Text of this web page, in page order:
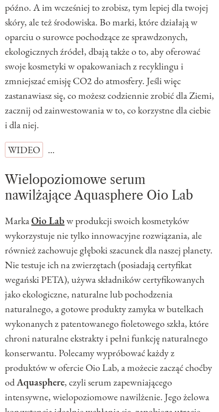
późno. A im wcześniej to zrobisz, tym lepiej dla twojej
skóry, ale też środowiska. Bo marki, które działają w
oparciu o surowce pochodzące ze sprawdzonych,
ekologicznych źródeł, dbają także o to, aby oferować
swoje kosmetyki w opakowaniach z recyklingu i
zmniejszać emisję CO2 do atmosfery. Jeśli więc
zastanawiasz się, co możesz codziennie zrobić dla Ziemi,
zacznij od zainwestowania w to, co korzystne dla ciebie
i dla niej.
WIDEO
…
Wielopoziomowe serum
nawilżające Aquasphere Oio Lab
MarkaOio Labw produkcji swoich kosmetyków
wykorzystuje nie tylko innowacyjne rozwiązania, ale
również zachowuje głęboki szacunek dla naszej planety.
Nie testuje ich na zwierzętach (posiadają certyfikat
wegański PETA), używa składników certyfikowanych
jako ekologiczne, naturalne lub pochodzenia
naturalnego, a gotowe produkty zamyka w butelkach
wykonanych z patentowanego fioletowego szkła, które
chroni naturalne ekstrakty i pełni funkcję naturalnego
konserwantu. Polecamy wypróbować każdy z
produktów w ofercie Oio Lab, a możecie zacząć choćby
odAquasphere, czyli serum zapewniającego
intensywne, wielopoziomowe nawilżenie. Jego żelowa